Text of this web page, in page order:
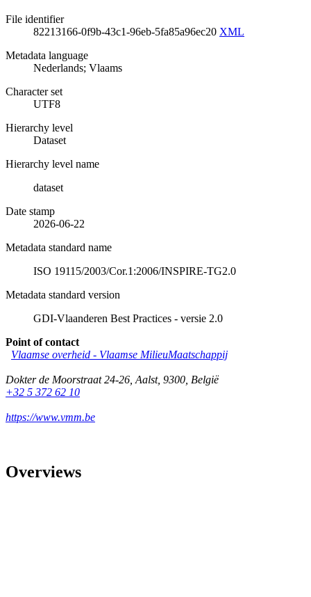
File identifier
82213166-0f9b-43c1-96eb-5fa85a96ec20 XML
Metadata language
Nederlands; Vlaams
Character set
UTF8
Hierarchy level
Dataset
Hierarchy level name
dataset
Date stamp
2026-06-22
Metadata standard name
ISO 19115/2003/Cor.1:2006/INSPIRE-TG2.0
Metadata standard version
GDI-Vlaanderen Best Practices - versie 2.0
Point of contact
Vlaamse overheid - Vlaamse MilieuMaatschappij
Dokter de Moorstraat 24-26 Aalst, 9300 België
+32 5 372 62 10
https://www.vmm.be
Overviews